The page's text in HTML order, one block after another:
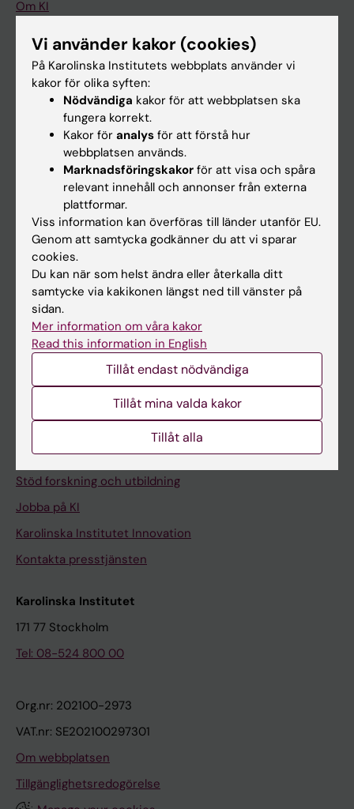
Om KI
På gång
Nyheter
Kalender
Schema
Studentmejlen
Kurs- och programwebbar
Student på KI
Medarbetarportalen
Universitetsbiblioteket
Stöd forskning och utbildning
Jobba på KI
Karolinska Institutet Innovation
Kontakta presstjänsten
Karolinska Institutet
171 77 Stockholm
Tel: 08-524 800 00
Org.nr: 202100-2973
VAT.nr: SE202100297301
Om webbplatsen
Tillgänglighetsredogörelse
Vi använder kakor (cookies)
På Karolinska Institutets webbplats använder vi
kakor för olika syften:
Nödvändiga kakor för att webbplatsen ska
fungera korrekt.
Kakor för analys för att förstå hur
webbplatsen används.
Marknadsföringskakor för att visa och spåra
relevant innehåll och annonser från externa
plattformar.
Viss information kan överföras till länder utanför EU.
Genom att samtycka godkänner du att vi sparar
cookies.
Du kan när som helst ändra eller återkalla ditt
samtycke via kakikonen längst ned till vänster på
sidan.
Mer information om våra kakor
Read this information in English
Tillåt endast nödvändiga
Tillåt mina valda kakor
Tillåt alla